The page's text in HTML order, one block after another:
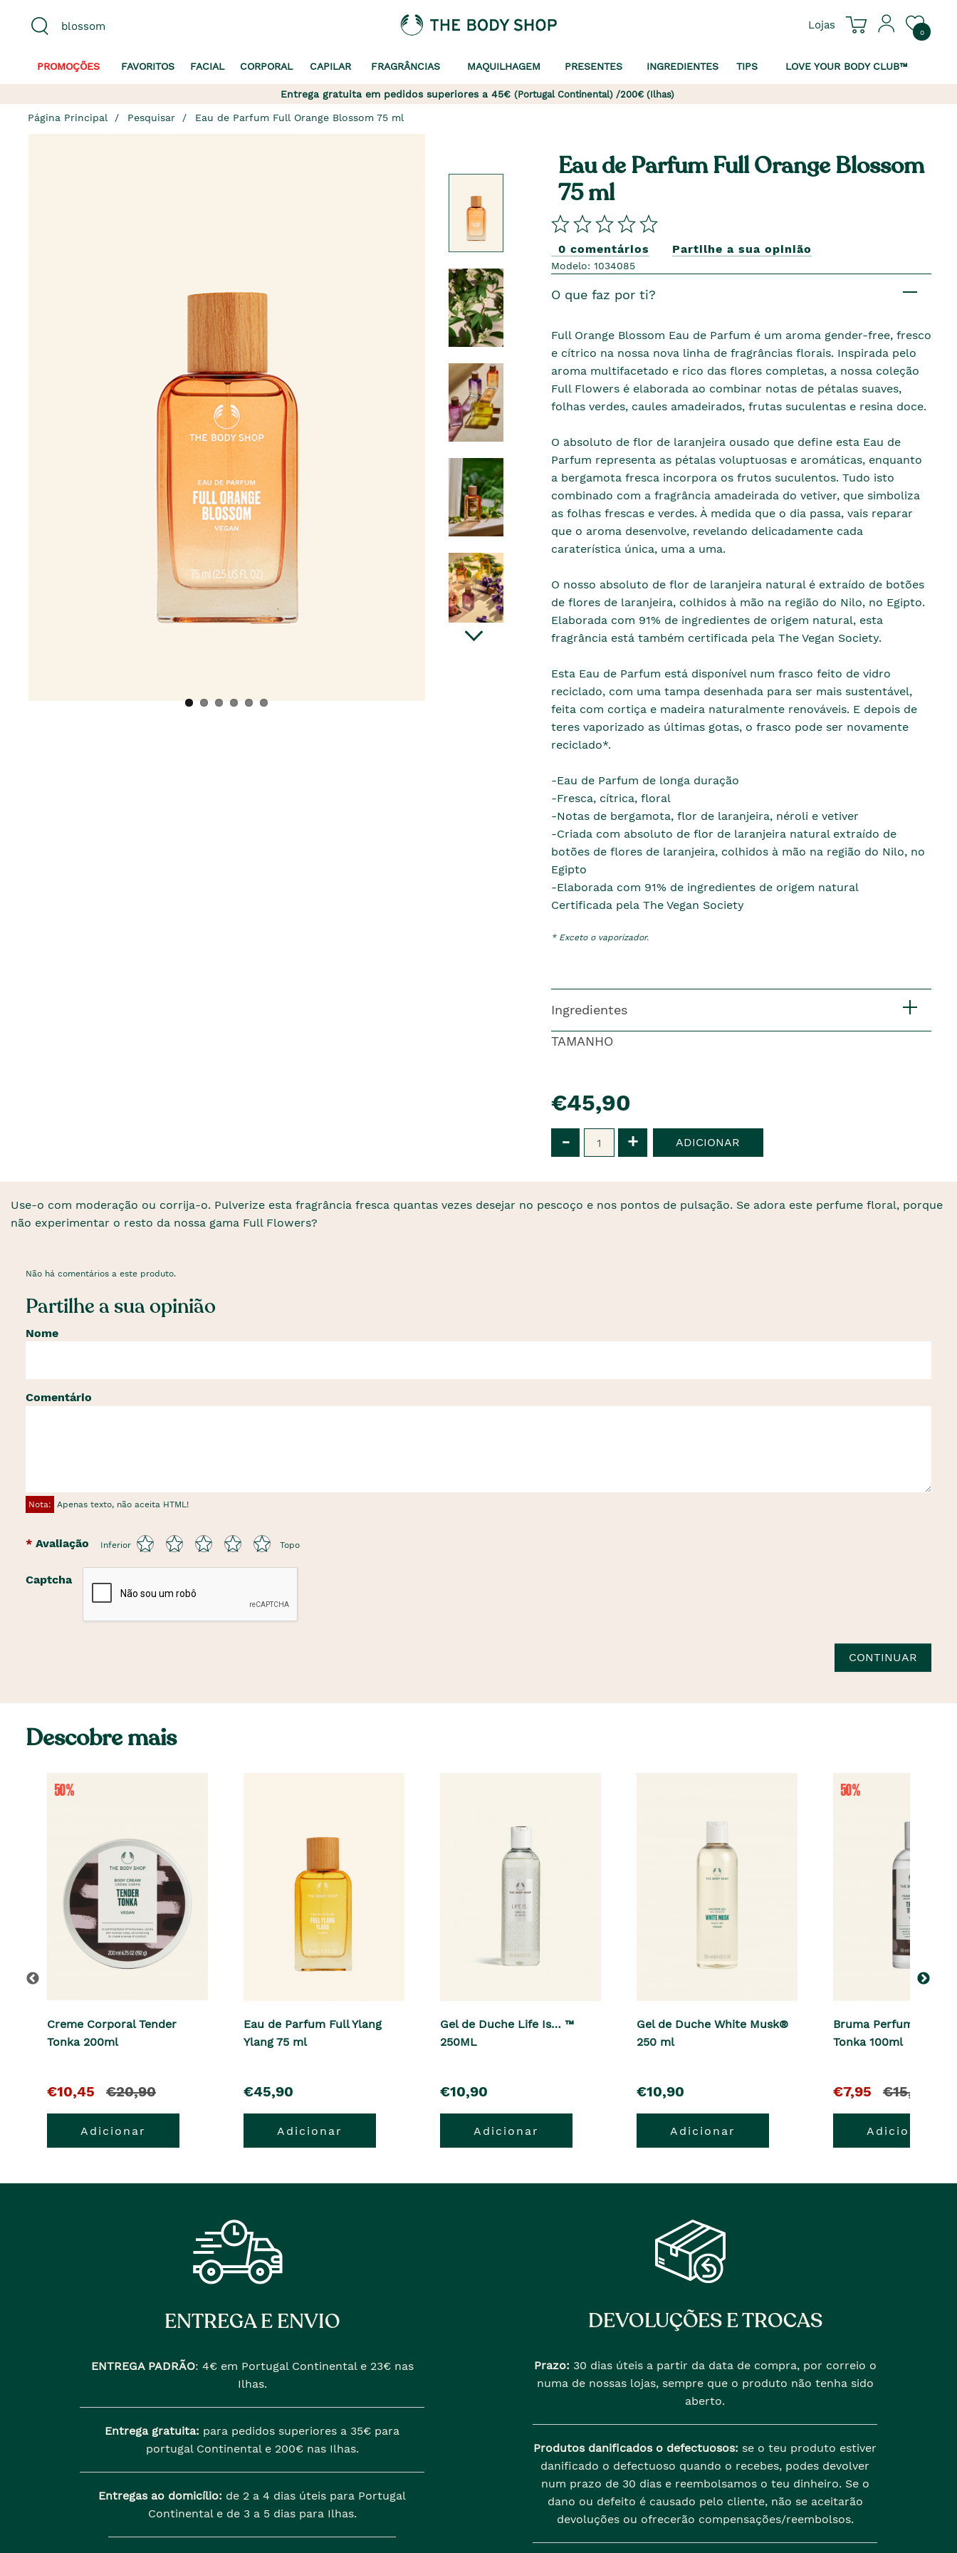
Lojas
0
PROMOÇÕES FAVORITOS FACIAL CORPORAL CAPILAR FRAGRÂNCIAS MAQUILHAGEM PRESENTES INGREDIENTES TIPS LOVE YOUR BODY CLUB™
Entrega gratuita em pedidos superiores a 45€ (Portugal Continental) /200€ (Ilhas)
Página Principal Pesquisar Eau de Parfum Full Orange Blossom 75 ml
Eau de Parfum Full Orange Blossom
75 ml
0 comentários Partilhe a sua opinião
Modelo: 1034085
O que faz por ti?
Full Orange Blossom Eau de Parfum é um aroma gender-free, fresco
e cítrico na nossa nova linha de fragrâncias florais. Inspirada pelo
aroma multifacetado e rico das flores completas, a nossa coleção
Full Flowers é elaborada ao combinar notas de pétalas suaves,
folhas verdes, caules amadeirados, frutas suculentas e resina doce.
O absoluto de flor de laranjeira ousado que define esta Eau de
Parfum representa as pétalas voluptuosas e aromáticas, enquanto
a bergamota fresca incorpora os frutos suculentos. Tudo isto
combinado com a fragrância amadeirada do vetiver, que simboliza
as folhas frescas e verdes. À medida que o dia passa, vais reparar
que o aroma desenvolve, revelando delicadamente cada
caraterística única, uma a uma.
O nosso absoluto de flor de laranjeira natural é extraído de botões
de flores de laranjeira, colhidos à mão na região do Nilo, no Egipto.
Elaborada com 91% de ingredientes de origem natural, esta
fragrância está também certificada pela The Vegan Society.
Esta Eau de Parfum está disponível num frasco feito de vidro
reciclado, com uma tampa desenhada para ser mais sustentável,
feita com cortiça e madeira naturalmente renováveis. E depois de
teres vaporizado as últimas gotas, o frasco pode ser novamente
reciclado*.
-Eau de Parfum de longa duração
-Fresca, cítrica, floral
-Notas de bergamota, flor de laranjeira, néroli e vetiver
-Criada com absoluto de flor de laranjeira natural extraído de
botões de flores de laranjeira, colhidos à mão na região do Nilo, no
Egipto
-Elaborada com 91% de ingredientes de origem natural
Certificada pela The Vegan Society
* Exceto o vaporizador.
Ingredientes
TAMANHO
€45,90
- + ADICIONAR
Use-o com moderação ou corrija-o. Pulverize esta fragrância fresca quantas vezes desejar no pescoço e nos pontos de pulsação. Se adora este perfume floral, porque
não experimentar o resto da nossa gama Full Flowers?
Não há comentários a este produto.
Partilhe a sua opinião
Nome
Comentário
Nota: Apenas texto, não aceita HTML!
Avaliação Inferior Topo
Captcha
CONTINUAR
Descobre mais
Creme Corporal Tender
Tonka 200ml
O
pre�o
atual
€10,45
e
o
pre�o
era
€20,90
Adicionar
Eau de Parfum Full Ylang
Ylang 75 ml
pre�o
€45,90
Adicionar
Gel de Duche Life Is… ™
250ML
pre�o
€10,90
Adicionar
Gel de Duche White Musk®
250 ml
pre�o
€10,90
Adicionar
Bruma Perfumada
Tonka 100ml
O
pre�o
atual
€7,95
e
o
pre�o
era
€15,90
Adicionar
ENTREGA E ENVIO
ENTREGA PADRÃO: 4€ em Portugal Continental e 23€ nas
Ilhas.
Entrega gratuita: para pedidos superiores a 35€ para
portugal Continental e 200€ nas Ilhas.
Entregas ao domicílio: de 2 a 4 dias úteis para Portugal
Continental e de 3 a 5 dias para Ilhas.
DEVOLUÇÕES E TROCAS
Prazo: 30 dias úteis a partir da data de compra, por correio o
numa de nossas lojas, sempre que o produto não tenha sido
aberto.
Produtos danificados o defectuosos: se o teu produto estiver
danificado o defectuoso quando o recebes, podes devolver
num prazo de 30 dias e reembolsamos o teu dinheiro. Se o
dano ou defeito é causado pelo cliente, não se aceitarão
devoluções ou ofrecerão compensações/reembolsos.